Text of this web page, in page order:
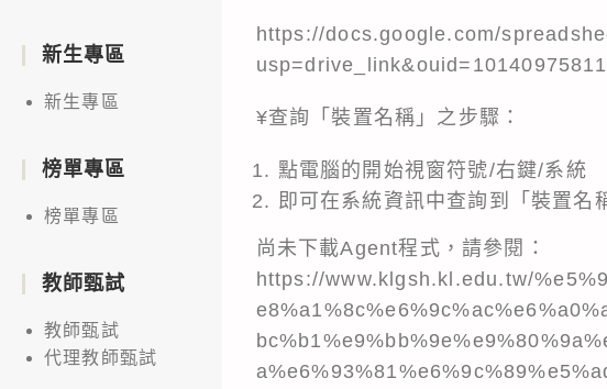
https://docs.google.com/
¥查詢「裝置名稱」之步驟：
點電腦的開始視窗符號/右鍵/系統
即可在系統資訊中查詢到「裝置名
尚未下載Agent程式，請參閱：
https://www.klgsh.kl.edu.tw/
新生專區
新生專區
榜單專區
榜單專區
教師甄試
教師甄試
代理教師甄試